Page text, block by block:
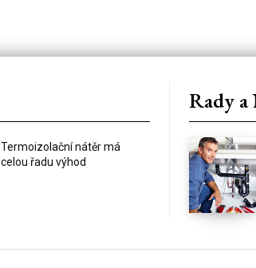
Termoizolační nátěr má
celou řadu výhod
Rady a